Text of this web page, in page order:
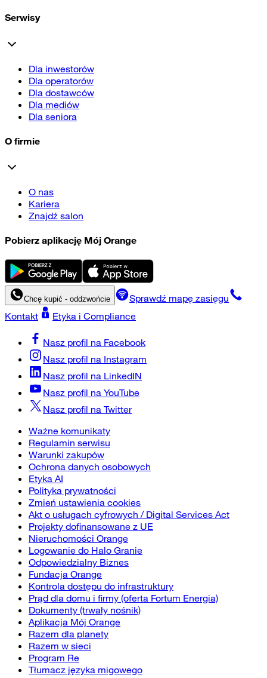
Serwisy
Dla inwestorów
Dla operatorów
Dla dostawców
Dla mediów
Dla seniora
O firmie
O nas
Kariera
Znajdź salon
Pobierz aplikację Mój Orange
Chcę kupić - oddzwońcie
Sprawdź mapę zasięgu
Kontakt
Etyka i Compliance
Nasz profil na Facebook
Nasz profil na Instagram
Nasz profil na LinkedIN
Nasz profil na YouTube
Nasz profil na Twitter
Ważne komunikaty
Regulamin serwisu
Warunki zakupów
Ochrona danych osobowych
Etyka AI
Polityka prywatności
Zmień ustawienia cookies
Akt o usługach cyfrowych / Digital Services Act
Projekty dofinansowane z UE
Nieruchomości Orange
Logowanie do Halo Granie
Odpowiedzialny Biznes
Fundacja Orange
Kontrola dostępu do infrastruktury
Prąd dla domu i firmy (oferta Fortum Energia)
Dokumenty (trwały nośnik)
Aplikacja Mój Orange
Razem dla planety
Razem w sieci
Program Re
Tłumacz języka migowego